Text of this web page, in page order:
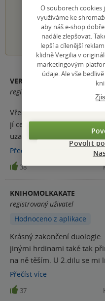
Hodnocení našich
1 2 3
VERONIKA FURDANOVÁ
registrovaný uživatel
Vřele doporučuji, mě
jí celkem rychle, ten vztah
uzavírají se nečekaná
éru. Průběhem knihy
hlavní hrdince a jejím
vztahových rozuzlení.
Přečíst
38
KNIHOMOLKAKATE
registrovaný uživatel
Hodnoceno z aplikace
Krásný zakončení
jinými hrdinami také tak
na ně těším. U 2.dilu se
hrdinů. Oraya a Raihn jsou
vlastně líto...
Přečíst více
37
O souborech cookies
využíváme ke
aby náš e-shop
nadále zlepšovat.
lepší a cílenější
klidně Vergilia v
marketingovým
údaje. Ale vše
Povolit